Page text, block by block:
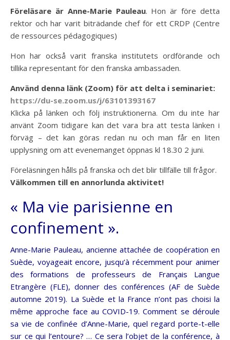
Föreläsare är Anne-Marie Pauleau. Hon är före detta
rektor och har varit biträdande chef för ett CRDP (Centre
de ressources pédagogiques)
Hon har också varit franska institutets ordförande och
tillika representant för den franska ambassaden.
Använd denna länk (Zoom) för att delta i seminariet:
https://du-se.zoom.us/j/63101393167
Klicka på länken och följ instruktionerna. Om du inte har
använt Zoom tidigare kan det vara bra att testa länken i
förväg – det kan göras redan nu och man får en liten
upplysning om att evenemanget öppnas kl 18.30 2 juni.
Föreläsningen hålls på franska och det blir tillfälle till frågor.
Välkommen till en annorlunda aktivitet!
« Ma vie parisienne en
confinement ».
Anne-Marie Pauleau, ancienne attachée de coopération en
Suède, voyageait encore, jusqu’à récemment pour animer
des formations de professeurs de Français Langue
Etrangère (FLE), donner des conférences (AF de Suède
automne 2019). La Suède et la France n’ont pas choisi la
même approche face au COVID-19. Comment se déroule
sa vie de confinée d’Anne-Marie, quel regard porte-t-elle
sur ce qui l’entoure? … Ce sera l’objet de la conférence, à